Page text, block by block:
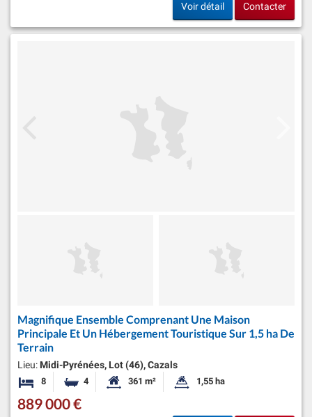
Voir détail Contacter
Magnifique Ensemble Comprenant Une Maison
Principale Et Un Hébergement Touristique Sur 1,5 ha De
Terrain
Lieu: Midi-Pyrénées, Lot (46), Cazals
8 Chambres
4 Salles de bainsSurface habitable:
361 m² Superficie du terrain:
1,55 ha
889 000 €